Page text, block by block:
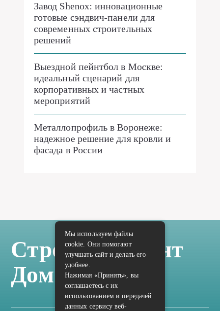
Завод Shenox: инновационные
готовые сэндвич-панели для
современных строительных
решений
Выездной пейнтбол в Москве:
идеальный сценарий для
корпоративных и частных
мероприятий
Металлопрофиль в Воронеже:
надежное решение для кровли и
фасада в России
Стройка Ремонт
Дом Отделка
Мы используем файлы
cookie. Они помогают
улучшать сайт и делать его
удобнее.
Нажимая «Принять», вы
соглашаетесь с их
использованием и передачей
данных сервису веб-